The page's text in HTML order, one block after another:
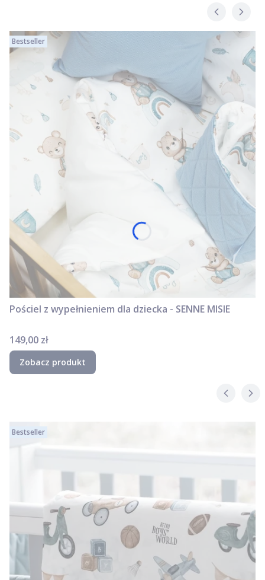
Bestseller
Pościel z wypełnieniem dla dziecka - SENNE MISIE
Cena
149,00 zł
Zobacz produkt
Bestseller